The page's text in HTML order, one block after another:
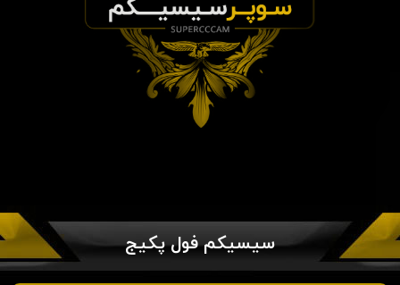
سیسیکم فول پکیج